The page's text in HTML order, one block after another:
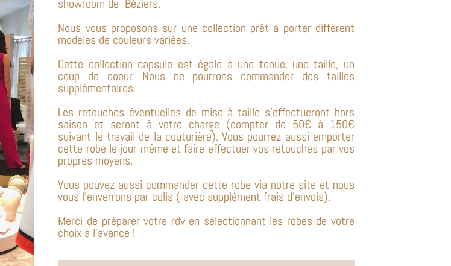
showroom de Béziers.
Nous vous proposons sur une collection prêt à porter différent
modèles de couleurs variées.
Cette collection capsule est égale à une tenue, une taille, un
coup de coeur. Nous ne pourrons commander des tailles
supplémentaires.
Les retouches éventuelles de mise à taille s’effectueront hors
saison et seront à votre charge (compter de 50€ à 150€
suivant le travail de la couturière). Vous pourrez aussi emporter
cette robe le jour même et faire effectuer vos retouches par vos
propres moyens.
Vous pouvez aussi commander cette robe via notre site et nous
vous l’enverrons par colis ( avec supplément frais d’envois).
Merci de préparer votre rdv en sélectionnant les robes de votre
choix à l’avance !